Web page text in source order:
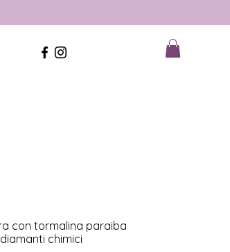
con tormalina paraiba
chimici